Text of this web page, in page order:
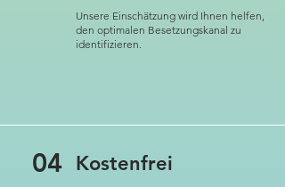
Unsere Einschätzung wird Ihnen helfen,
den optimalen Besetzungskanal zu
identifizieren.
04 Kostenfrei